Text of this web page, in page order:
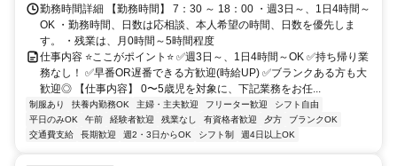
勤務時間詳細 【勤務時間】 7：30 ～ 18：00 ・週3日～、1日4時間～
OK ・勤務時間、日数は応相談、本人希望の時間、日数を優先しま
す。 ・残業は、月0時間～5時間程度
仕事内容 ⭐ここがポイント⭐ ✅週3日～、1日4時間～OK ✅持ち帰り業
務なし！ ✅早番OR遅番できる方歓迎(時給UP) ✅ブランクある方も大
歓迎◎ 【仕事内容】 0〜5歳児を対象に、下記業務をお任...
制服あり 扶養内勤務OK 主婦・主夫歓迎 フリーター歓迎
シフト自由
平日のみOK
午前 経験者歓迎 残業なし 有資格者歓迎 夕方
ブランクOK
交通費支給
長期歓迎 週2・3日からOK シフト制 週4日以上OK